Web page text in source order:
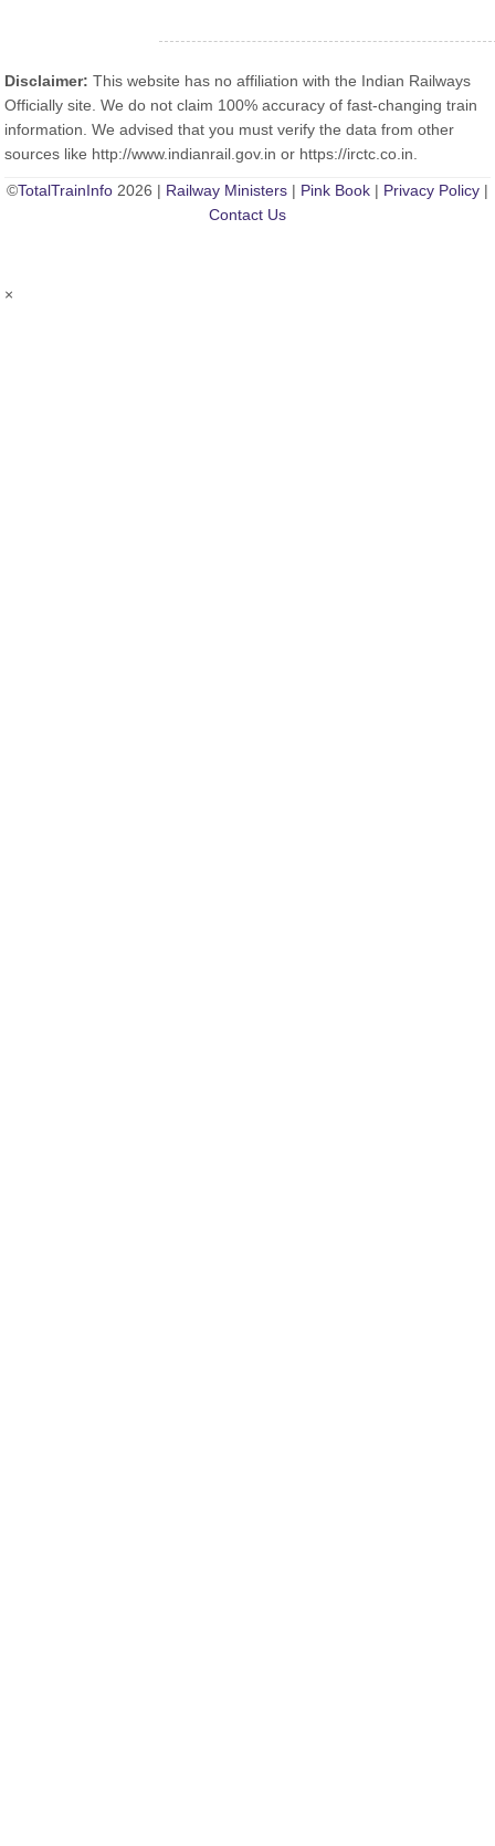
Disclaimer: This website has no affiliation with the Indian Railways
Officially site. We do not claim 100% accuracy of fast-changing train
information. We advised that you must verify the data from other
sources like http://www.indianrail.gov.in or https://irctc.co.in.
©TotalTrainInfo 2026 | Railway Ministers | Pink Book | Privacy Policy |
Contact Us
×